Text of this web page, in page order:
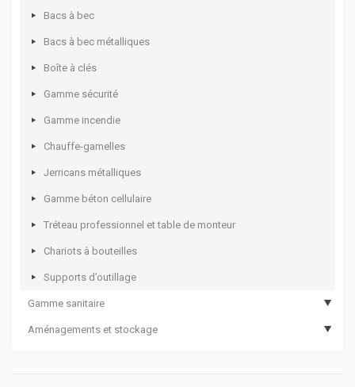
Mallettes plastique à casiers
Casiers à tiroirs
Mallettes à casiers
Coffrets multi usages
Coffrets pour électro portatif
Coffres d’atelier
Dessertes d’atelier
Options de servantes et établis mobiles
Etablis fermés
Armoires à rideau
Panneaux perforés
Kits établis
Options d’établis
Armoires d’entretien
Armoires de bureau
Vestiaires monobloc
Armoires pour bacs à bec
Supports pour bacs à bec
Bacs à bec
Bacs à bec métalliques
Boîte à clés
Gamme sécurité
Gamme incendie
Chauffe-gamelles
Jerricans métalliques
Gamme béton cellulaire
Tréteau professionnel et table de monteur
Chariots à bouteilles
Supports d’outillage
Gamme sanitaire
Hygiène des mains
Aménagements et stockage